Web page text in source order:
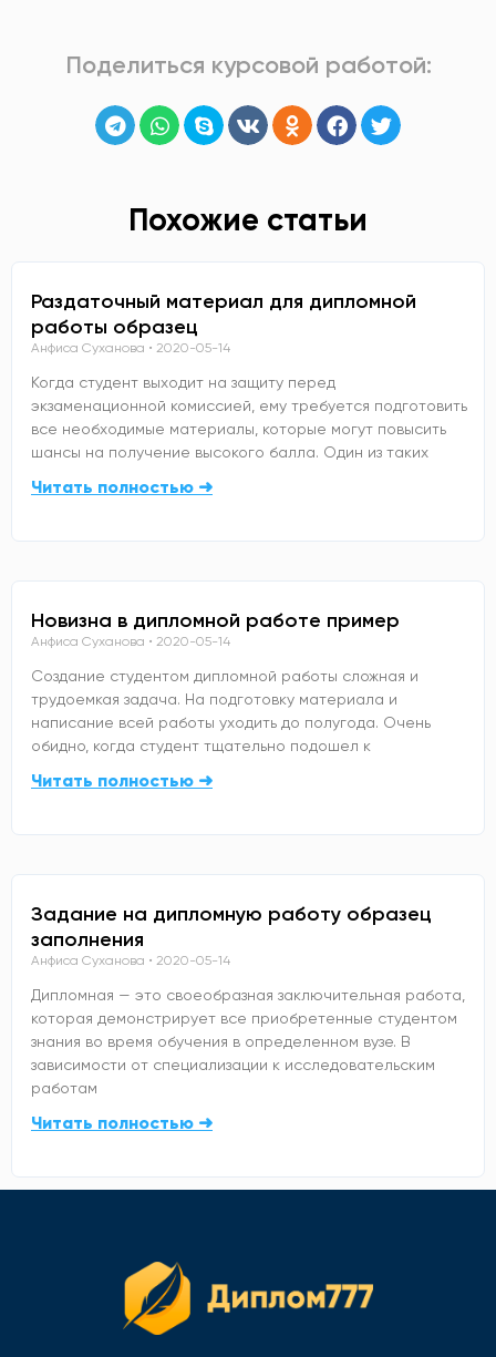
Поделиться курсовой работой:
Похожие статьи
Раздаточный материал для дипломной
работы образец
Анфиса Суханова 2020-05-14
Когда студент выходит на защиту перед
экзаменационной комиссией, ему требуется подготовить
все необходимые материалы, которые могут повысить
шансы на получение высокого балла. Один из таких
Читать полностью ➜
Новизна в дипломной работе пример
Анфиса Суханова 2020-05-14
Создание студентом дипломной работы сложная и
трудоемкая задача. На подготовку материала и
написание всей работы уходить до полугода. Очень
обидно, когда студент тщательно подошел к
Читать полностью ➜
Задание на дипломную работу образец
заполнения
Анфиса Суханова 2020-05-14
Дипломная — это своеобразная заключительная работа,
которая демонстрирует все приобретенные студентом
знания во время обучения в определенном вузе. В
зависимости от специализации к исследовательским
работам
Читать полностью ➜